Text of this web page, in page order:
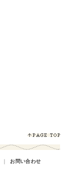
｜ お問い合わせ